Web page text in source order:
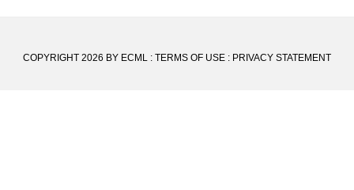
COPYRIGHT 2026 BY ECML : TERMS OF USE : PRIVACY STATEMENT